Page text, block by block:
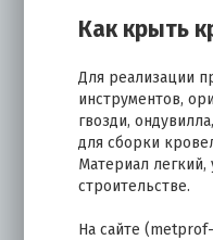
Как крыть
Для реализации
инструментов,
гвозди,
для сборки
Материал
строительстве.
На сайте